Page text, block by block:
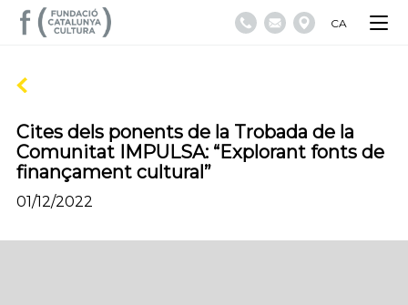
CA
Cites dels ponents de la Trobada de la
Comunitat IMPULSA: “Explorant fonts de
finançament cultural”
01/12/2022